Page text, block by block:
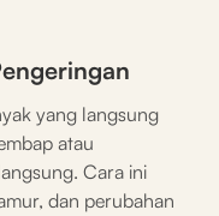
yang langsung
atau
Cara ini
dan perubahan